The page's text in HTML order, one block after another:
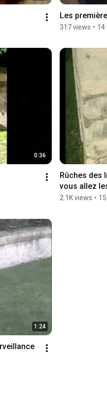
Les
317 views • 14
0:36
Rûches des
vous allez
2.1K views •
1:24